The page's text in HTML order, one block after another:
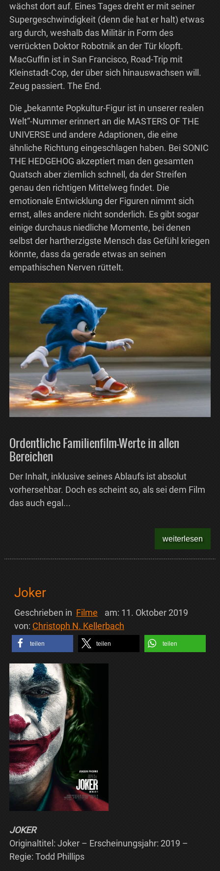
wächst dort auf. Eines Tages dreht er mit seiner
Supergeschwindigkeit (denn die hat er halt) etwas
arg durch, weshalb das Militär in Form des
verrückten Doktor Robotnik an der Tür klopft.
MacGuffin ist in San Francisco, Road-Trip mit
Kleinstadt-Cop, der über sich hinauswachsen will.
Zeug passiert. The End.
Die „bekannte Popkultur-Figur ist in unserer realen
Welt“-Nummer erinnert an die MASTERS OF THE
UNIVERSE und andere Adaptionen, die eine
ähnliche Richtung eingeschlagen haben. Bei SONIC
THE HEDGEHOG akzeptiert man den gesamten
Quatsch aber ziemlich schnell, da der Streifen
genau den richtigen Mittelweg findet. Die
emotionale Entwicklung der Figuren nimmt sich
ernst, alles andere nicht sonderlich. Es gibt sogar
einige durchaus niedliche Momente, bei denen
selbst der hartherzigste Mensch das Gefühl kriegen
könnte, dass da gerade etwas an seinen
empathischen Nerven rüttelt.
Ordentliche Familienfilm-Werte in allen
Bereichen
Der Inhalt, inklusive seines Ablaufs ist absolut
vorhersehbar. Doch es scheint so, als sei dem Film
das auch egal...
weiterlesen
Joker
Geschrieben in Filme am: 11. Oktober 2019
von: Christoph N. Kellerbach
teilen teilen teilen
JOKER
Originaltitel: Joker – Erscheinungsjahr: 2019 –
Regie: Todd Phillips